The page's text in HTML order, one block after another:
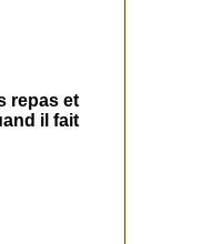
repas et
il fait